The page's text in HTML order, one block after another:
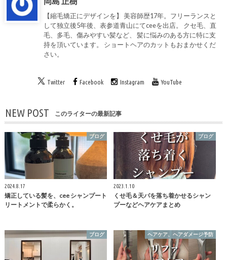
【縮毛矯正にデザインを】 美容師歴17年。フリーランスと
して独立後5年後、表参道青山にてceeを出店。 クセ毛、直
毛、多毛、傷みやすい髪など、 髪に悩みのある方に特に支
持を頂いています。 ショートヘアのカットもおまかせくだ
さい。
Twitter Facebook Instagram YouTube
NEW POST このライターの最新記事
ブログ
2024.8.17
矯正している髪を、cee シャンプート
リートメントで柔らかく。
ブログ
2023.1.10
くせ毛＆天パを落ち着かせるシャン
プーなどヘアケアまとめ
ブログ ヘアケア、ヘアダメージ予防